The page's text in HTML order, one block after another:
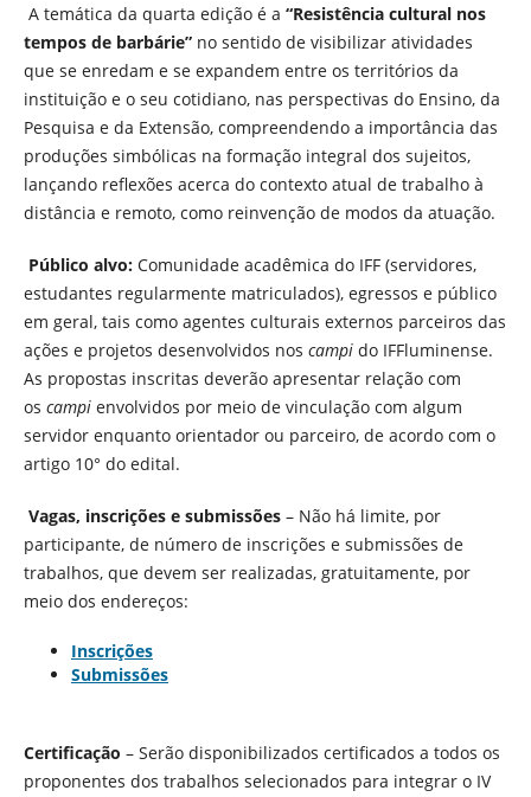
A temática da quarta edição é a “Resistência cultural nos
tempos de barbárie”no sentido de visibilizar atividades
que se enredam e se expandem entre os territórios da
instituição e o seu cotidiano, nas perspectivas do Ensino, da
Pesquisa e da Extensão, compreendendo a importância das
produções simbólicas na formação integral dos sujeitos,
lançando reflexões acerca do contexto atual de trabalho à
distância e remoto, como reinvenção de modos da atuação.
Público alvo:Comunidade acadêmica do IFF (servidores,
estudantes regularmente matriculados), egressos e público
em geral, tais como agentes culturais externos parceiros das
ações e projetos desenvolvidos nos campi do IFFluminense.
As propostas inscritas deverão apresentar relação com
os campi envolvidos por meio de vinculação com algum
servidor enquanto orientador ou parceiro, de acordo com o
artigo 10° do edital.
Vagas, inscrições e submissões– Não há limite, por
participante, de número de inscrições e submissões de
trabalhos, que devem ser realizadas, gratuitamente, por
meio dos endereços:
Inscrições
Submissões
Certificação – Serão disponibilizados certificados a todos os
proponentes dos trabalhos selecionados para integrar o IV